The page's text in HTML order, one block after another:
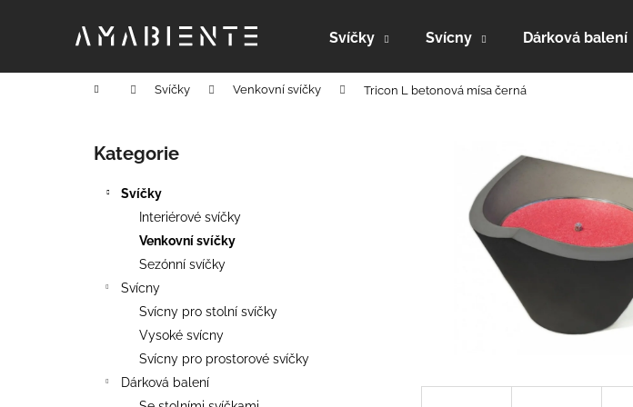
Svíčky Svícny Dárková balení
Domů Svíčky Venkovní svíčky Tricon L betonová mísa černá
Přeskočit
kategorie
Kategorie
Svíčky
Interiérové svíčky
Venkovní svíčky
Sezónní svíčky
Svícny
Svícny pro stolní svíčky
Vysoké svícny
Svícny pro prostorové svíčky
Dárková balení
í
Zpět
do
Zpět
do
Co potřebujete najít?
Doporučujeme
RONDO